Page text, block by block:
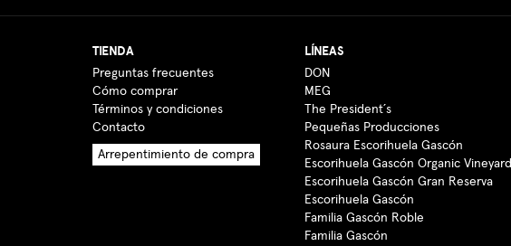
TIENDA
Preguntas frecuentes
Cómo comprar
Términos y condiciones
Contacto
Arrepentimiento de compra
LÍNEAS
DON
MEG
The President´s
Pequeñas Producciones
Rosaura Escorihuela Gascón
Escorihuela Gascón Organic Vineyard
Escorihuela Gascón Gran Reserva
Escorihuela Gascón
Familia Gascón Roble
Familia Gascón